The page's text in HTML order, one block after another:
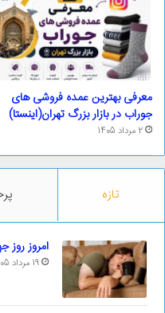
معرفی بهترین عمده فروشی های
جوراب در بازار بزرگ تهران(اینستا)
2 مرداد 1405
تازه
امروز روز
19 مرداد 1405